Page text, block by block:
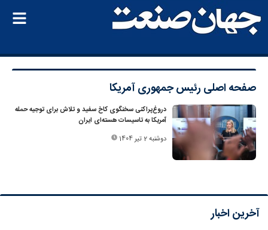
صفحه اصلی رئیس جمهوری آمریکا
دروغ‌پراکنی سخنگوی کاخ سفید و تلاش برای توجیه حمله
آمریکا به تاسیسات هسته‌ای ایران
دوشنبه 2 تیر 1404
آخرین اخبار